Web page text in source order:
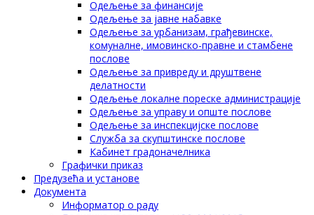
Одељење за финансије
Одељење за јавне набавке
Одељење за урбанизам, грађевинске,
комуналне, имовинско-правне и стамбене
послове
Одељење за привреду и друштвене
делатности
Одељење локалне пореске администрације
Одељење за управу и опште послове
Одељење за инспекцијске послове
Служба за скупштинске послове
Кабинет градоначелника
Графички приказ
Предузећа и установе
Документа
Информатор о раду